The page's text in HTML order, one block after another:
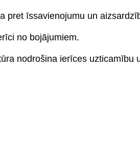
īssavienojumu un
no bojājumiem.
nodrošina ierīces uzticamību